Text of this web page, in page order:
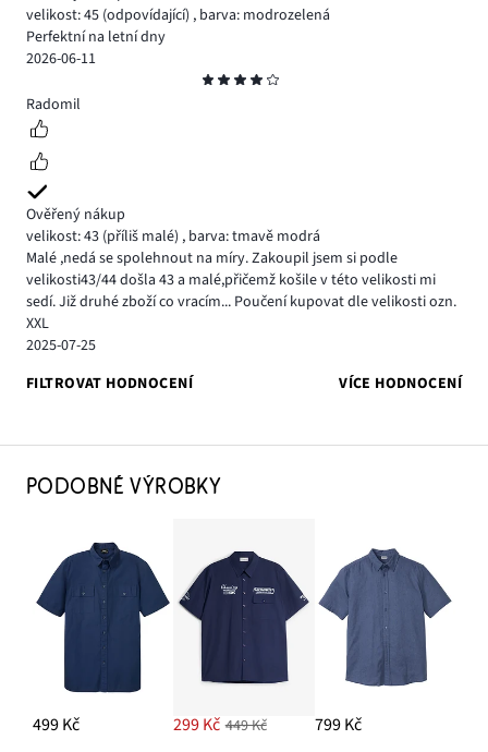
velikost: 45 (odpovídající) , barva: modrozelená
Perfektní na letní dny
2026-06-11
4
Radomil
Ověřený nákup
velikost: 43 (příliš malé) , barva: tmavě modrá
Malé ,nedá se spolehnout na míry. Zakoupil jsem si podle
velikosti43/44 došla 43 a malé,přičemž košile v této velikosti mi
sedí. Již druhé zboží co vracím... Poučení kupovat dle velikosti ozn.
XXL
2025-07-25
FILTROVAT HODNOCENÍ
VÍCE HODNOCENÍ
PODOBNÉ VÝROBKY
499 Kč 299 Kč 449 Kč 799 Kč